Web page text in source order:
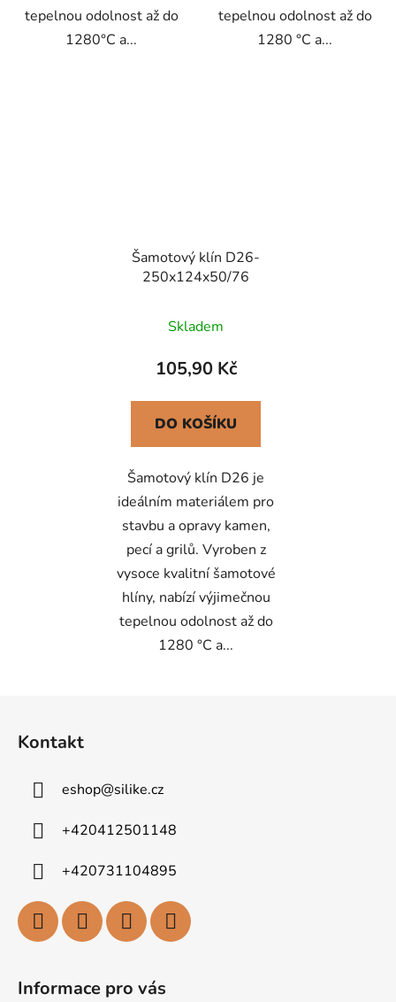
tepelnou odolnost až do
1280°C a...
tepelnou odolnost až do
1280 °C a...
Šamotový klín D26-
250x124x50/76
Skladem
105,90 Kč
DO KOŠÍKU
Šamotový klín D26 je
ideálním materiálem pro
stavbu a opravy kamen,
pecí a grilů. Vyroben z
vysoce kvalitní šamotové
hlíny, nabízí výjimečnou
tepelnou odolnost až do
1280 °C a...
Kontakt
eshop@silike.cz
+420412501148
+420731104895
Informace pro vás